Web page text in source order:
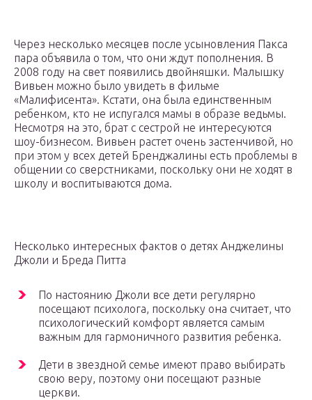
Через несколько месяцев после усыновления Пакса
пара объявила о том, что они ждут пополнения. В
2008 году на свет появились двойняшки. Малышку
Вивьен можно было увидеть в фильме
«Малифисента». Кстати, она была единственным
ребенком, кто не испугался мамы в образе ведьмы.
Несмотря на это, брат с сестрой не интересуются
шоу-бизнесом. Вивьен растет очень застенчивой, но
при этом у всех детей Бренджалины есть проблемы в
общении со сверстниками, поскольку они не ходят в
школу и воспитываются дома.
Несколько интересных фактов о детях Анджелины
Джоли и Бреда Питта
По настоянию Джоли все дети регулярно
посещают психолога, поскольку она считает, что
психологический комфорт является самым
важным для гармоничного развития ребенка.
Дети в звездной семье имеют право выбирать
свою веру, поэтому они посещают разные
церкви.